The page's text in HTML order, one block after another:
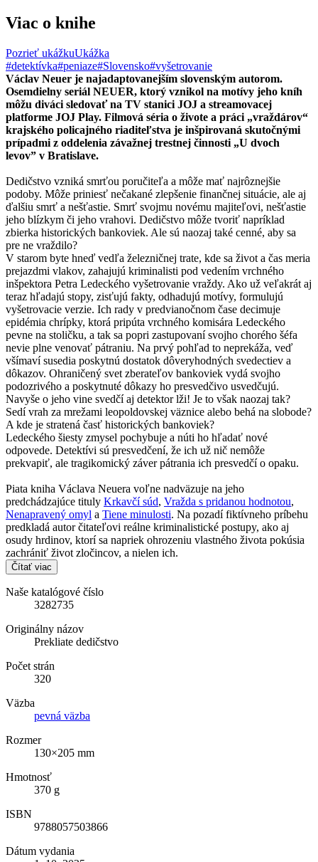
Viac o knihe
Pozrieť ukážkuUkážka
#detektívka#peniaze#Slovensko#vyšetrovanie
Václav Neuer je najadaptovanejším slovenským autorom.
Osemdielny seriál NEUER, ktorý vznikol na motívy jeho kníh
môžu diváci sledovať na TV stanici JOJ a streamovacej
platforme JOJ Play. Filmová séria o živote a práci „vraždárov“
krajského policajného riaditeľstva je inšpirovaná skutočnými
prípadmi z oddelenia závažnej trestnej činnosti „U dvoch
levov” v Bratislave.
Dedičstvo vzniká smrťou poručiteľa a môže mať najrôznejšie
podoby. Môže priniesť nečakané zlepšenie finančnej situácie, ale aj
ďalšiu smrť a nešťastie. Smrť svojmu novému majiteľovi, nešťastie
jeho blízkym či jeho vrahovi. Dedičstvo môže tvoriť napríklad
zbierka historických bankoviek. Ale sú naozaj také cenné, aby sa
pre ne vraždilo?
V starom byte hneď vedľa železničnej trate, kde sa život a čas meria
prejazdmi vlakov, zahajujú kriminalisti pod vedením vrchného
inšpektora Petra Ledeckého vyšetrovanie vraždy. Ako už veľakrát aj
teraz hľadajú stopy, zisťujú fakty, odhadujú motívy, formulujú
vyšetrovacie verzie. Ich rady v predvianočnom čase decimuje
epidémia chrípky, ktorá pripúta vrchného komisára Ledeckého
pevne na stoličku, a tak sa popri zastupovaní svojho chorého šéfa
nevie plne venovať pátraniu. Na prvý pohľad to neprekáža, veď
všímaví susedia poskytnú dostatok dôveryhodných svedectiev a
dôkazov. Ohraničený svet zberateľov bankoviek vydá svojho
podozrivého a poskytnuté dôkazy ho presvedčivo usvedčujú.
Navyše o jeho vine svedčí aj detektor lži! Je to však naozaj tak?
Sedí vrah za mrežami leopoldovskej väznice alebo behá na slobode?
A kde je stratená časť historických bankoviek?
Ledeckého šiesty zmysel pochybuje a núti ho hľadať nové
odpovede. Detektívi sú presvedčení, že ich už nič nemôže
prekvapiť, ale tragikomický záver pátrania ich presvedčí o opaku.
Piata kniha Václava Neuera voľne nadväzuje na jeho
predchádzajúce tituly Krkavčí súd, Vražda s pridanou hodnotou,
Nenapravený omyl a Tiene minulosti. Na pozadí fiktívneho príbehu
predkladá autor čitateľovi reálne kriminalistické postupy, ako aj
osudy hrdinov, ktorí sa napriek ohrozeniu vlastného života pokúsia
zachrániť život zločincov, a nielen ich.
Čítať viac
Naše katalógové číslo
3282735
Originálny názov
Prekliate dedičstvo
Počet strán
320
Väzba
pevná väzba
Rozmer
130×205 mm
Hmotnosť
370 g
ISBN
9788057503866
Dátum vydania